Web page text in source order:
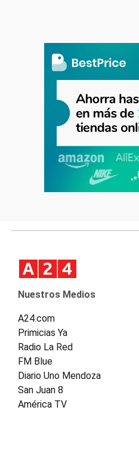
Nuestros Medios
A24.com
Primicias Ya
Radio La Red
FM Blue
Diario Uno Mendoza
San Juan 8
América TV